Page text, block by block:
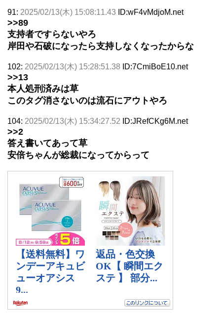
91: 2025/02/13(木) 15:08:11.43 ID:wF4vMdjoM.net
>>89
支持者ですらないやろ
岸田や石破になったら支持しなくなったからな
102: 2025/02/13(木) 15:28:51.38 ID:7CmiBoE10.net
>>13
本人処刑済みは草
このタグ消さないのは流石にアウトやろ
104: 2025/02/13(木) 15:34:27.52 ID:JRefCKg6M.net
>>2
答え書いてあって草
安倍ちゃんが総裁になってからって